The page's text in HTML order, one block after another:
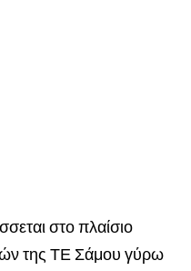
στο πλαίσιο
της ΤΕ Σάμου γύρω